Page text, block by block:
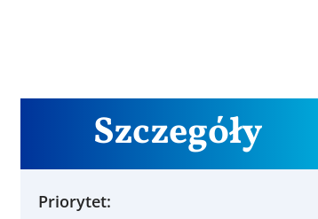
Szczegóły
Priorytet: